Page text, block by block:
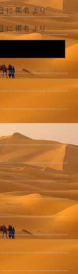
に匿名 より
に 匿名より